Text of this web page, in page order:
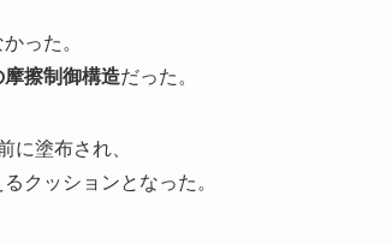
った。
擦制御構造だった。
に塗布され、
クッションとなった。